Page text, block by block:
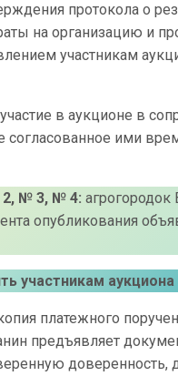
протокола о
на организацию и
участникам
в аукционе в
ими
№ 3, № 4:
опубликования
участникам аукциона
платежного
предъявляет
доверенность,